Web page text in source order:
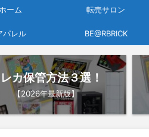
ホーム 転売サロン
パレル BE@RBRICK
カ保管方法３選！
【2026年最新版】